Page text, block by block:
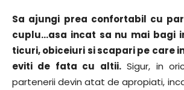
Sa ajungi prea confortabil cu
cuplu…asa incat sa nu mai bagi
ticuri, obiceiuri si scapari pe care
eviti de fata cu altii.Sigur, in
partenerii devin atat de apropiati,